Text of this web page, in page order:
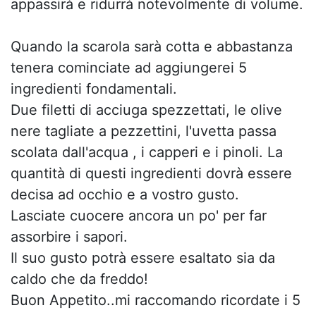
appassirà e ridurrà notevolmente di volume.
Quando la scarola sarà cotta e abbastanza
tenera cominciate ad aggiungerei 5
ingredienti fondamentali.
Due filetti di acciuga spezzettati, le olive
nere tagliate a pezzettini, l'uvetta passa
scolata dall'acqua , i capperi e i pinoli. La
quantità di questi ingredienti dovrà essere
decisa ad occhio e a vostro gusto.
Lasciate cuocere ancora un po' per far
assorbire i sapori.
Il suo gusto potrà essere esaltato sia da
caldo che da freddo!
Buon Appetito..mi raccomando ricordate i 5